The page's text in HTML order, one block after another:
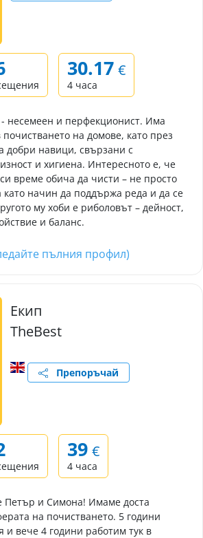
30.17 €
4 часа
несемеен и перфекционист. Има
на домове, като през
добри навици, свързани с
и хигиена. Интересното е, че
време обича да чисти – не просто
като начин да поддържа реда и да се
му хоби е риболовът – дейност,
и баланс.
пълния профил)
Екип
TheBest
Препоръчай
39 €
4 часа
Петър и Симона! Имаме доста
на почистването. 5 години
и вече 4 години работим тук в